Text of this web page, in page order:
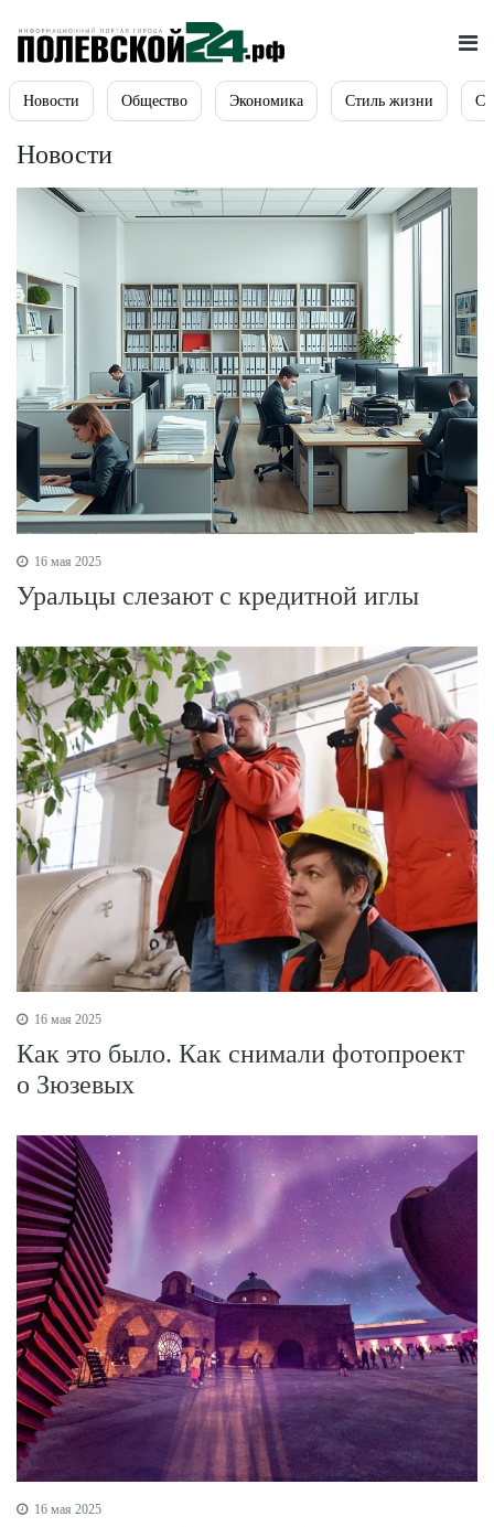
Новости Общество Экономика Стиль жизни
Новости
16 мая 2025
Уральцы слезают с кредитной иглы
16 мая 2025
Как это было. Как снимали фотопроект
о Зюзевых
16 мая 2025